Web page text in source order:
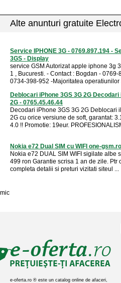
Alte anunturi gratuite
Service IPHONE 3G - 0769.897.194 -
3GS - Display
service GSM Autorizat apple iphone 3g
1 , Bucuresti. - Contact : Bogdan - 0769-
0734-398-952 -Majoritatea operatiunilor
Deblocari iPhone 3GS 3G 2G Decodari
2G - 0765.45.46.44
Decodari iPhone 3GS 3G 2G Deblocari
2G cu orice versiune de soft, garantat:
4.0 !! Promotie: 19eur.
Nokia e72 Dual SIM cu WIFI one-gsm.ro
Nokia e72 DUAL SIM WIFI sigilate albe
499 ron Garantie scrisa 1 an de zile. Ptr
completa detalii si preturi vizitati siteul ...
mic
e-oferta.ro ® este un catalog online de afaceri,